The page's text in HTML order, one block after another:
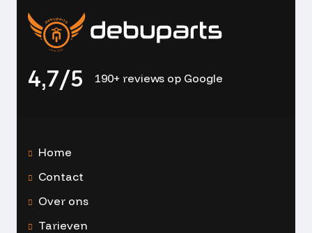
4,7/5 190+ reviews op Google
Home
Contact
Over ons
Tarieven